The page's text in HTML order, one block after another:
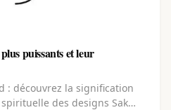
puissants et leur
: découvrez la signification
des designs Sak